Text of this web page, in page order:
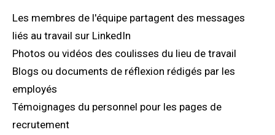
Les membres de l'équipe partagent des messages
liés au travail sur LinkedIn
Photos ou vidéos des coulisses du lieu de travail
Blogs ou documents de réflexion rédigés par les
employés
Témoignages du personnel pour les pages de
recrutement